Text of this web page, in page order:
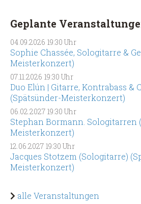
Geplante
04.09.2026 19:30 Uhr
Sophie Chassée, Sologitarre &
Meisterkonzert)
07.11.2026 19:30 Uhr
Duo Elún | Gitarre, Kontrabass &
(Spätsünder-Meisterkonzert)
06.02.2027 19:30 Uhr
Stephan Bormann. Sologitarren
Meisterkonzert)
12.06.2027 19:30 Uhr
Jacques Stotzem (Sologitarre)
Meisterkonzert)
alle Veranstaltungen